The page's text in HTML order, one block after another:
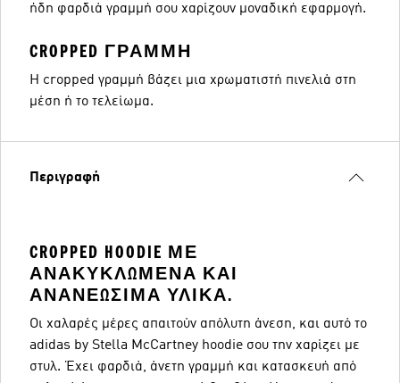
ήδη φαρδιά γραμμή σου χαρίζουν μοναδική εφαρμογή.
CROPPED ΓΡΑΜΜΉ
Η cropped γραμμή βάζει μια χρωματιστή πινελιά στη
μέση ή το τελείωμα.
Περιγραφή
CROPPED HOODIE ΜΕ
ΑΝΑΚΥΚΛΩΜΈΝΑ ΚΑΙ
ΑΝΑΝΕΏΣΙΜΑ ΥΛΙΚΆ.
Οι χαλαρές μέρες απαιτούν απόλυτη άνεση, και αυτό το
adidas by Stella McCartney hoodie σου την χαρίζει με
στυλ. Έχει φαρδιά, άνετη γραμμή και κατασκευή από